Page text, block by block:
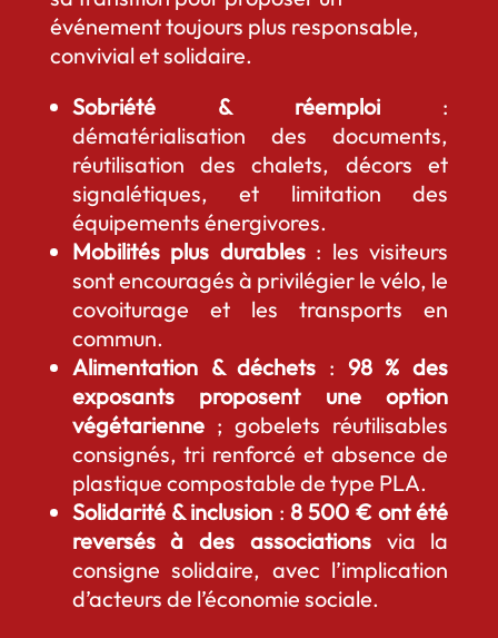
événement toujours plus responsable,
convivial et solidaire.
Sobriété & réemploi:
dématérialisation des documents,
réutilisation des chalets, décors et
signalétiques, et limitation des
équipements énergivores.
Mobilités plus durables: les visiteurs
sont encouragés à privilégier le vélo, le
covoiturage et les transports en
commun.
Alimentation & déchets : 98 % des
exposants proposent une option
végétarienne; gobelets réutilisables
consignés, tri renforcé et absence de
plastique compostable de type PLA.
Solidarité & inclusion :8 500 € ont été
reversés à des associationsvia la
consigne solidaire, avec l’implication
d’acteurs de l’économie sociale.